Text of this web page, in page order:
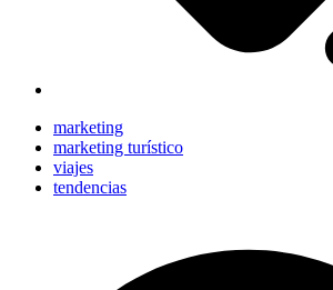
marketing
marketing turístico
viajes
tendencias